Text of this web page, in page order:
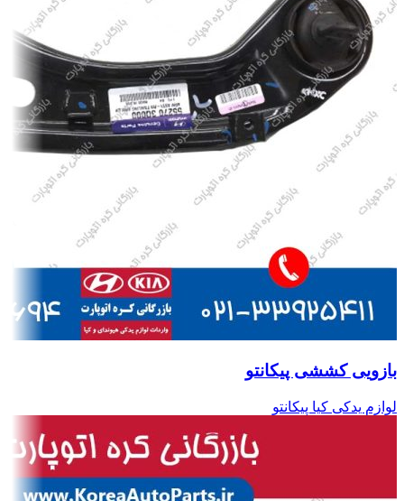
بازویی کششی پیکانتو
لوازم یدکی کیا پیکانتو